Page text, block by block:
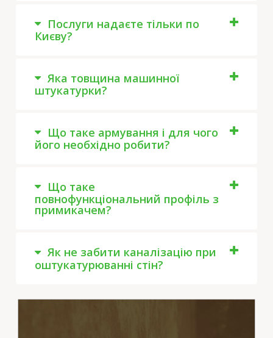
Послуги надаєте тільки по
Києву?
Яка товщина машинної
штукатурки?
Що таке армування і для чого
його необхідно робити?
Що таке
повнофункціональний профіль з
примикачем?
Як не забити каналізацію при
оштукатурюванні стін?